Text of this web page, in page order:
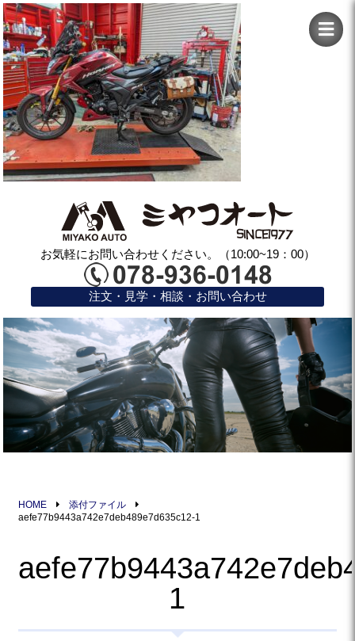
お気軽にお問い合わせください。（10:00~19：00）
注文・見学・相談・お問い合わせ
HOME
添付ファイル
aefe77b9443a742e7deb489e7d635c12-1
1